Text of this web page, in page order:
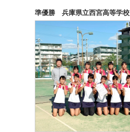
準優勝 兵庫県立西宮高等学校